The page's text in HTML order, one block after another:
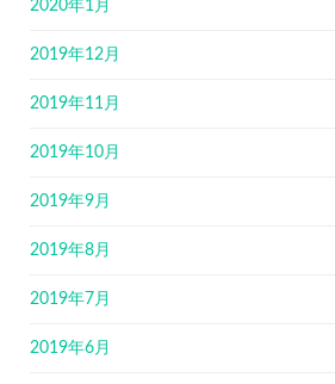
2020年1月
2019年12月
2019年11月
2019年10月
2019年9月
2019年8月
2019年7月
2019年6月